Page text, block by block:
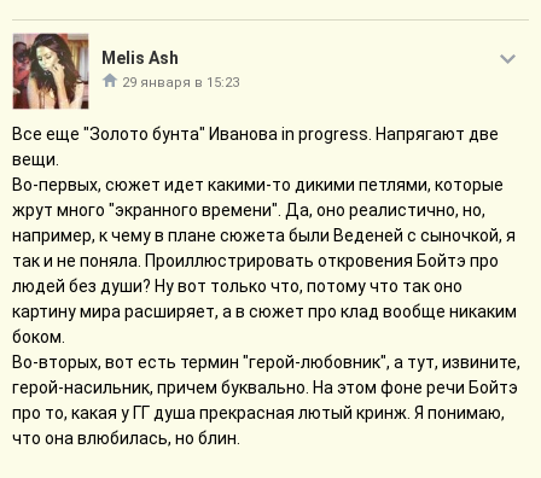
#сериал
пытается найти сокровища, оставшиеся после Пугачевского
бунта и заодно разгадать тайну смерти отца. Сюжет движется
петлями, которые жрут много времени, некоторые из них
нужны скорее для иллюстрации определенных идей и
понимания мотивов персонажей, чем собссно для сюжета про
сокровища, например сюжетная петля про Веденея. Герой не
очень умный, поэтому периодически влипает в нехорошее из-
за собственной глупости. Очень крутая мистика, такая вот,
что поначалу и не воспринимается однозначно мистикой.
Что реально бесит - облико морале главгероя. Он реально
неприятный. Во-первых, постоянно хочет кого-то
снасильничать. Ну бе. Во-вторых, весь такой в белом пальто,
при том творит много нехорошего. Мне прям доставило как он
всю книгу фыркал на Колывана Бугрина, а в итоге сделал как
раз то, по поводу чего в адрес Колывана снобил, хуже даже на
мой взгляд.
С женскими персонажами все сложно. Сюжетка Бойтэ в какой-
Melis Ash
29 января в 15:23
Все еще "Золото бунта" Иванова in progress. Напрягают две
вещи.
Во-первых, сюжет идет какими-то дикими петлями, которые
жрут много "экранного времени". Да, оно реалистично, но,
например, к чему в плане сюжета были Веденей с сыночкой, я
так и не поняла. Проиллюстрировать откровения Бойтэ про
людей без души? Ну вот только что, потому что так оно
картину мира расширяет, а в сюжет про клад вообще никаким
боком.
Во-вторых, вот есть термин "герой-любовник", а тут, извините,
герой-насильник, причем буквально. На этом фоне речи Бойтэ
про то, какая у ГГ душа прекрасная лютый кринж. Я понимаю,
что она влюбилась, но блин.